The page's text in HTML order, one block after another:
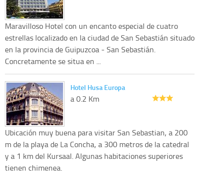
Maravilloso Hotel con un encanto especial de cuatro
estrellas localizado en la ciudad de San Sebastián situado
en la provincia de Guipuzcoa - San Sebastián.
Concretamente se situa en ...
Hotel Husa Europa
a 0.2 Km
Ubicación muy buena para visitar San Sebastian, a 200
m de la playa de La Concha, a 300 metros de la catedral
y a 1 km del Kursaal. Algunas habitaciones superiores
tienen chimenea.